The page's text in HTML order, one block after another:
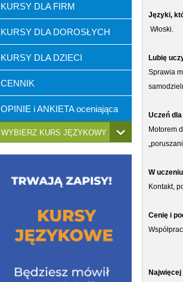
KURSY DLA FIRM
KURSY DLA DOROSŁYCH
KURSY DLA DZIECI
CENNIK
OPINIE i ANKIETA oceniająca
WYBIERZ KURS JĘZYKOWY
Języki,
Włoski.
Lubię
Sprawia
Uczeń
Motorem
W
Kontakt,
Cenię i